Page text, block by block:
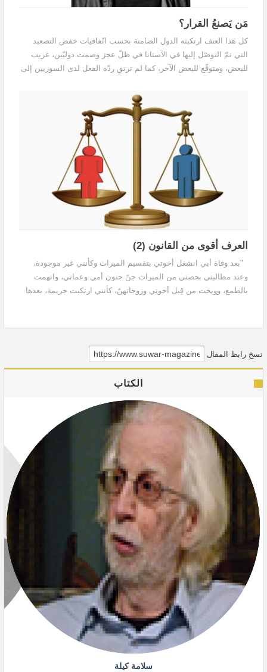
مَن يَصنعُ القرار؟
كل هذا العنف ارتكبته الدول الضامنة بحسب اتّفاقيات خفض التصعيد
التي تمّ التوصّل إليها في الآستانا في ظلّ عجز وصمت دوليّين، غريب
للبعض، ومتوقّع للبعض الآخر، كما لم ترتقِ ردّة الفعل لدى السوريين إلى
الجهود الخجولة في المناصرة التي أبدتها بعض المنظمات المدنية
العرف أقوى من القانون (2)
"بعد وفاة أبي انشغل أخوتي بتقسيم الميراث وكأنني غير موجودة،
وعند مطالبتي بحصتي من الميراث جنّ جنون أمي وعماتي، واتهمت
بالطمع، ووبخت من قِبل أخوتي وزوجاتهنّ، كأنني ارتكبت جريمة، بعدها
نسخ رابط المقال
الكتاب
سلامة كيلة